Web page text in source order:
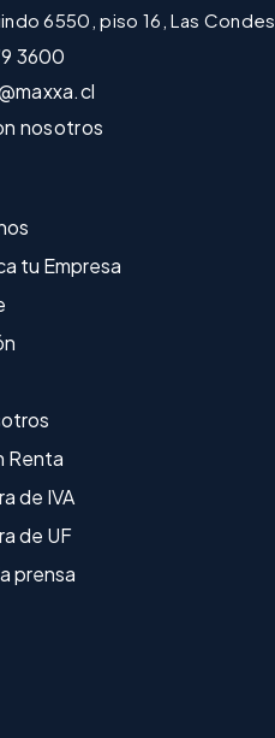
6550, piso 16, Las Condes
3600
nosotros
tu Empresa
Renta
de IVA
de UF
prensa